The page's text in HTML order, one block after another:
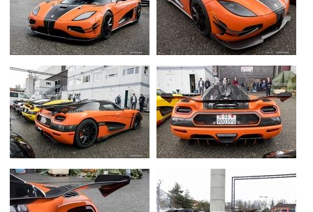
Forum
Moto
Marques